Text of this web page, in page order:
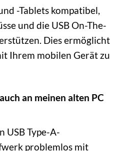
-Tablets kompatibel,
und die USB On-The-
Dies ermöglicht
Ihrem mobilen Gerät zu
an meinen alten PC
USB Type-A-
problemlos mit